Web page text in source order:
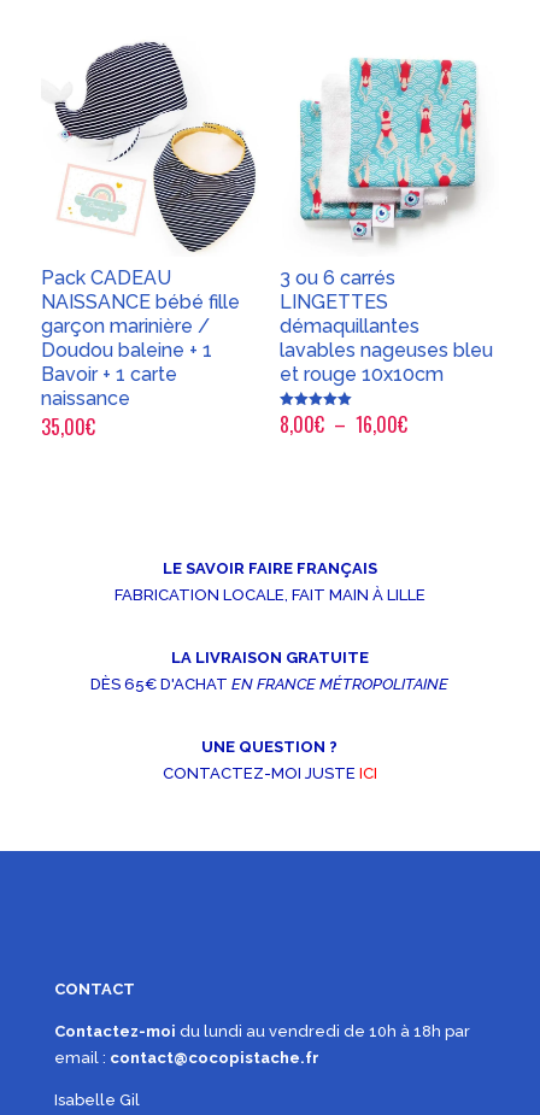
Pack CADEAU
NAISSANCE bébé fille
garçon marinière /
Doudou baleine + 1
Bavoir + 1 carte
naissance
35,00€
3 ou 6 carrés
LINGETTES
démaquillantes
lavables nageuses bleu
et rouge 10x10cm
Note
5.00
8,00€ – 16,00€Plage
LE SAVOIR FAIRE FRANÇAIS
FABRICATION LOCALE, FAIT MAIN À LILLE
LA LIVRAISON GRATUITE
DÈS 65€ D'ACHATEN FRANCE MÉTROPOLITAINE
UNE QUESTION ?
CONTACTEZ-MOI JUSTE ICI
CONTACT
Contactez-moi du lundi au vendredi de 10h à 18h par
email : contact@cocopistache.fr
Isabelle Gil